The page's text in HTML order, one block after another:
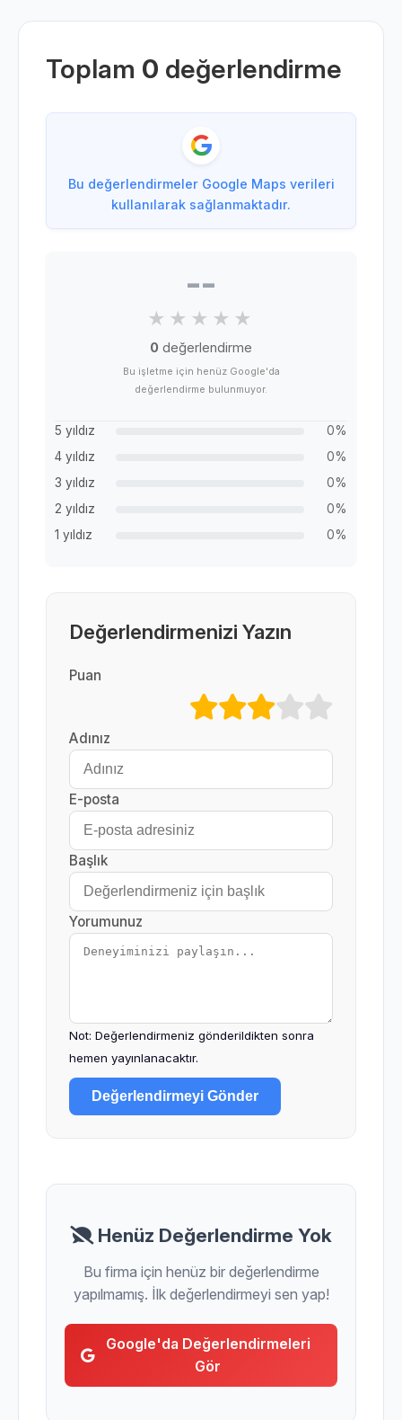
Toplam 0 değerlendirme
Bu değerlendirmeler Google Maps verileri
kullanılarak sağlanmaktadır.
--
0 değerlendirme
Bu işletme için henüz Google'da
değerlendirme bulunmuyor.
5 yıldız
0%
4 yıldız
0%
3 yıldız
0%
2 yıldız
0%
1 yıldız
0%
Değerlendirmenizi Yazın
Puan
Adınız
E-posta
Başlık
Yorumunuz
Not: Değerlendirmeniz gönderildikten sonra
hemen yayınlanacaktır.
Değerlendirmeyi Gönder
Henüz Değerlendirme Yok
Bu firma için henüz bir değerlendirme
yapılmamış. İlk değerlendirmeyi sen yap!
Google'da Değerlendirmeleri
Gör